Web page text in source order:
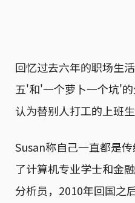
回忆过去六年的职场生
五'和'一个萝卜一个坑'
认为替别人打工的上班
Susan称自己一直都是
了计算机专业学士和金
分析员，2010年回国之